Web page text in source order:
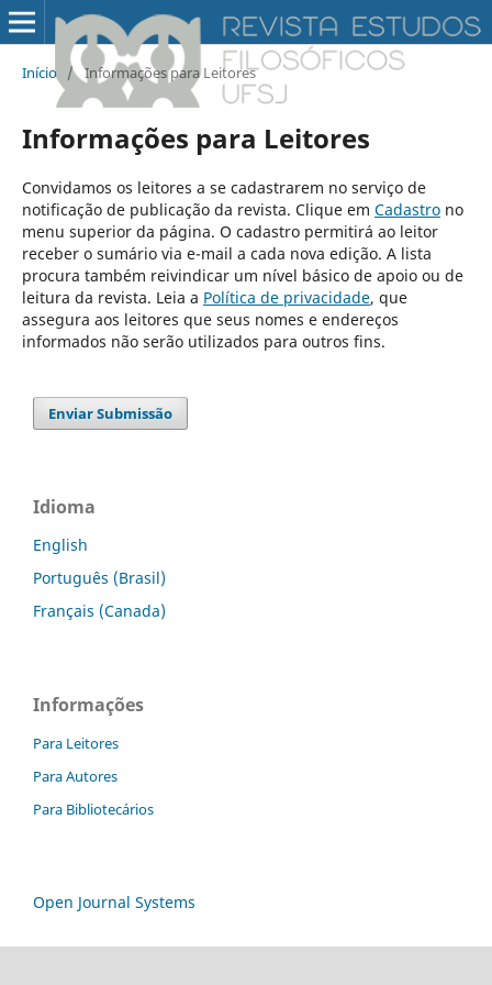
Início / Informações para Leitores
Informações para Leitores
Convidamos os leitores a se cadastrarem no serviço de
notificação de publicação da revista. Clique em Cadastrono
menu superior da página. O cadastro permitirá ao leitor
receber o sumário via e-mail a cada nova edição. A lista
procura também reivindicar um nível básico de apoio ou de
leitura da revista. Leia a Política de privacidade, que
assegura aos leitores que seus nomes e endereços
informados não serão utilizados para outros fins.
Enviar Submissão
Idioma
English
Português (Brasil)
Français (Canada)
Informações
Para Leitores
Para Autores
Para Bibliotecários
Open Journal Systems